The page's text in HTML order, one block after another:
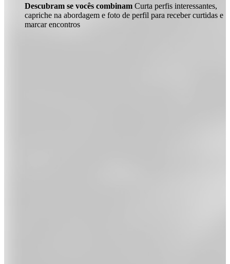
Descubram se vocês combinam Curta perfis interessantes,
capriche na abordagem e foto de perfil para receber curtidas e
marcar encontros